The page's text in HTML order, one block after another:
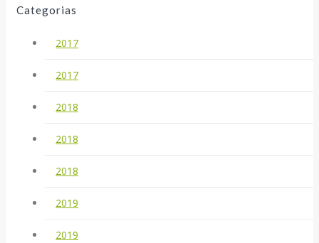
Categorias
2017
2017
2018
2018
2018
2019
2019